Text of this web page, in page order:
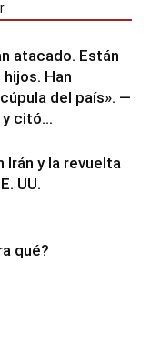
atacado. Están
Han
del país». —
citó...
Irán y la revuelta
UU.
qué?